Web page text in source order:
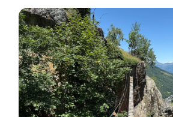
ok,
sentier
entretenu.
Expo
SE,
à
éviter